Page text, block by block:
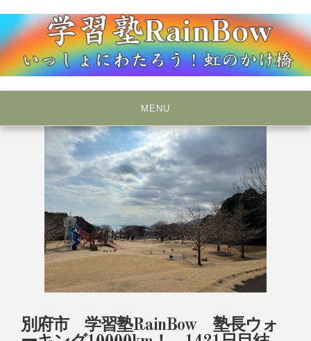
to
content
学習塾RainBow
MENU
別府市 学習塾RainBow 塾長ウォ